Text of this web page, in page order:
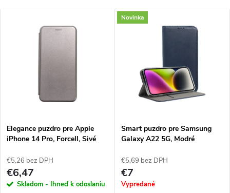
Elegance puzdro pre Apple
iPhone 14 Pro, Forcell, Sivé
€5,26 bez DPH
€6,47
Skladom - Ihneď k odoslaniu
Novinka
Smart puzdro pre Samsung
Galaxy A22 5G, Modré
€5,69 bez DPH
€7
Vypredané